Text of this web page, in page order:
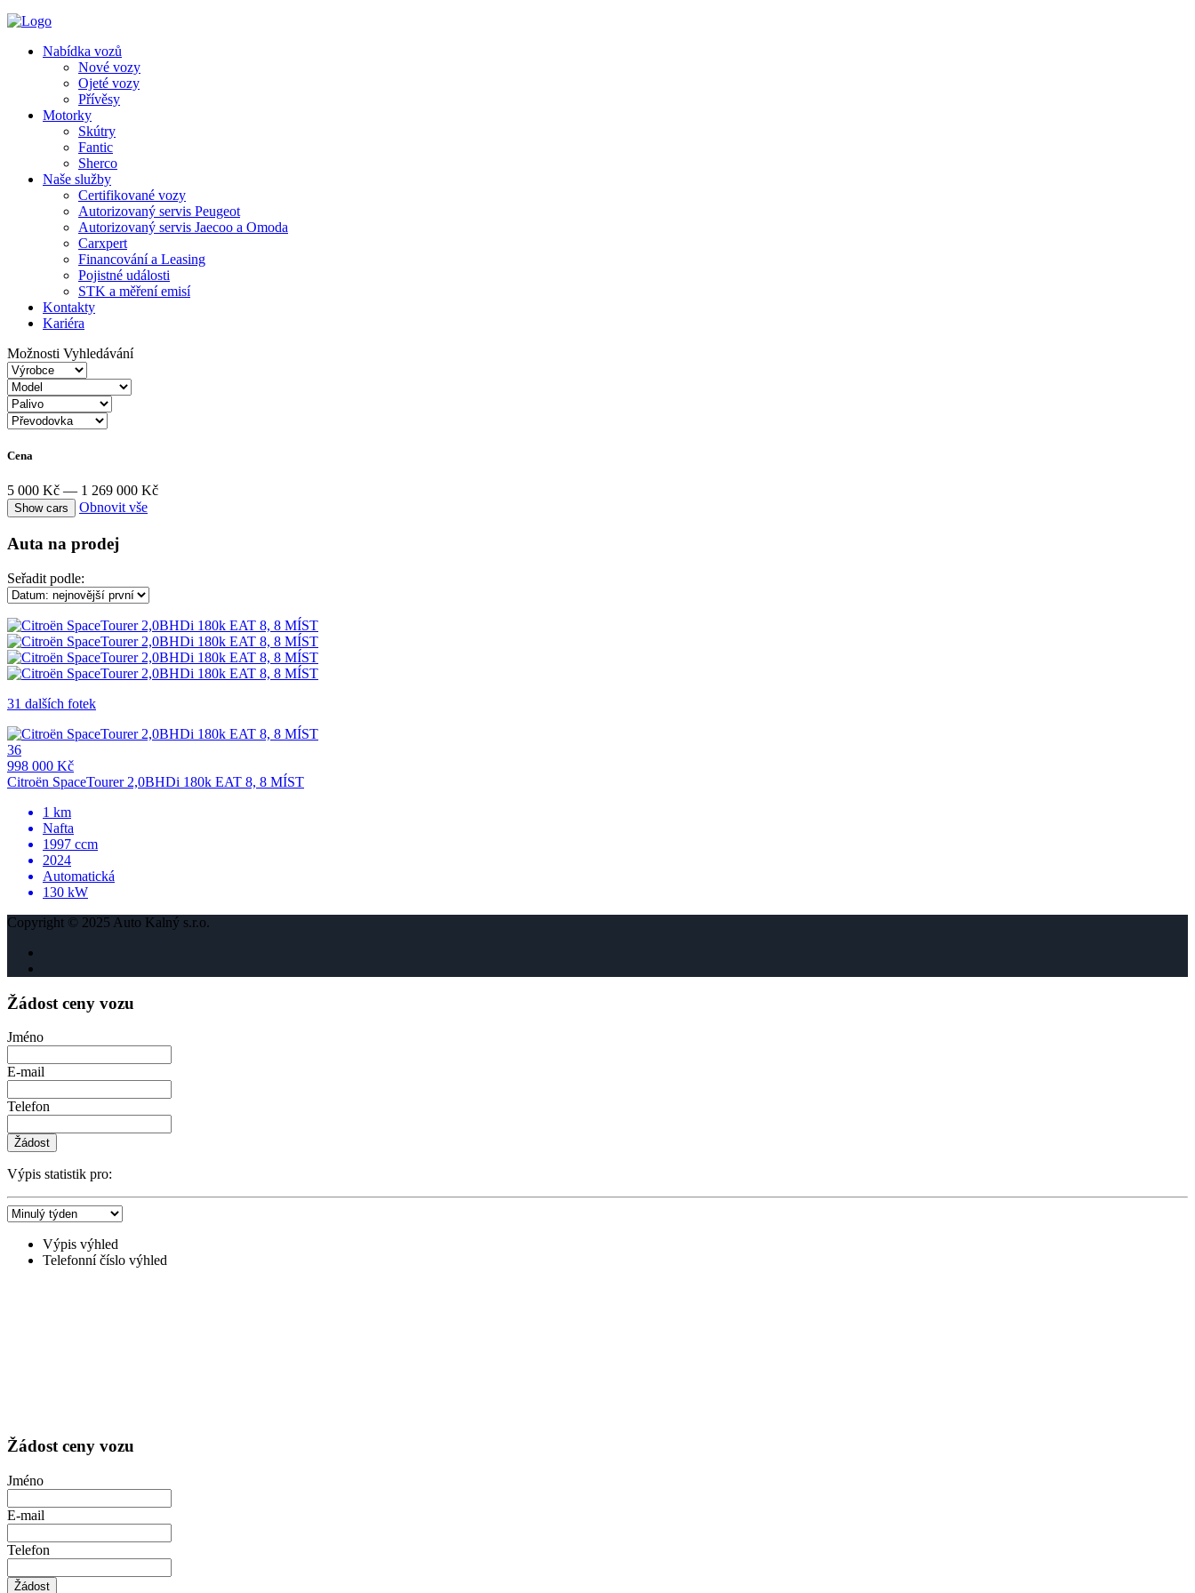
Nabídka vozů
Nové vozy
Ojeté vozy
Přívěsy
Motorky
Skútry
Fantic
Sherco
Naše služby
Certifikované vozy
Autorizovaný servis Peugeot
Autorizovaný servis Jaecoo a Omoda
Carxpert
Financování a Leasing
Pojistné události
STK a měření emisí
Kontakty
Kariéra
Možnosti Vyhledávání
Cena
5 000 Kč — 1 269 000 Kč
Obnovit vše
Auta na prodej
Seřadit podle:
31 dalších fotek
36
998 000 Kč
Citroën SpaceTourer 2,0BHDi 180k EAT 8, 8 MÍST
1 km
Nafta
1997 ccm
2024
Automatická
130 kW
Copyright © 2025 Auto Kalný s.r.o.
Žádost ceny vozu
Jméno
E-mail
Telefon
Žádost
Výpis statistik pro:
Výpis výhled
Telefonní číslo výhled
Žádost ceny vozu
Jméno
E-mail
Telefon
Žádost